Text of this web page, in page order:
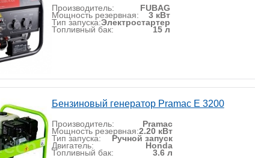
Производитель: FUBAG
Мощность резервная: 3 кВт
Тип запуска:Электростартер
Топливный бак: 15 л
Бензиновый генератор Pramac E 3200
Производитель: Pramac
Мощность резервная:2.20 кВт
Тип запуска: Ручной запуск
Двигатель: Honda
Топливный бак: 3.6 л